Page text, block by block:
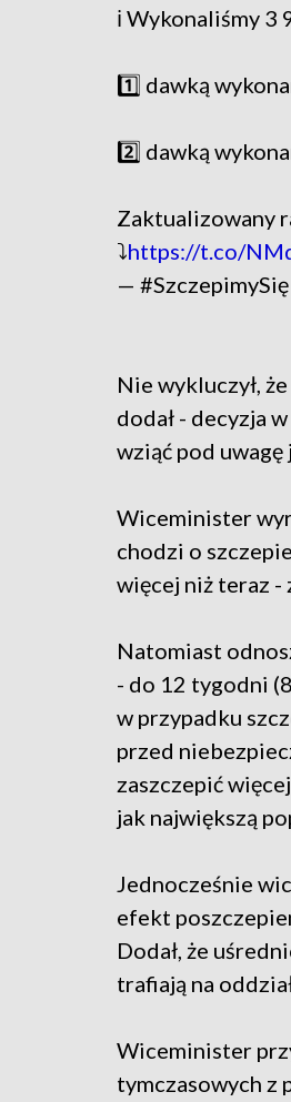
ℹ️ Wykonaliśmy 3
1️⃣ dawką
2️⃣ dawką
Zaktualizowany
⤵️https://t.co/
—
Nie wykluczył,
dodał - decyzja
wziąć pod
Wiceminister
chodzi o
więcej niż teraz -
Natomiast
- do 12 tygodni
w przypadku
przed
zaszczepić
jak największą
Jednocześnie
efekt
Dodał, że
trafiają na
Wiceminister
tymczasowych z